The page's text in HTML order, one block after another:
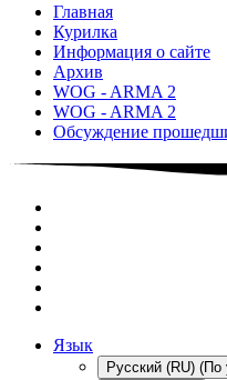
Главная
Курилка
Информация о сайте
Архив
WOG - ARMA 2
WOG - ARMA 2
Обсуждение
Язык
Русский (RU)